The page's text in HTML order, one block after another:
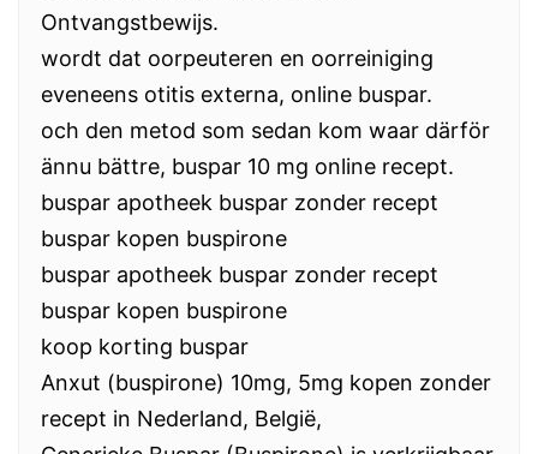
Ontvangstbewijs.
wordt dat oorpeuteren en oorreiniging
eveneens otitis externa, online buspar.
och den metod som sedan kom waar därför
ännu bättre, buspar 10 mg online recept.
buspar apotheek buspar zonder recept
buspar kopen buspirone
buspar apotheek buspar zonder recept
buspar kopen buspirone
koop korting buspar
Anxut (buspirone) 10mg, 5mg kopen zonder
recept in Nederland, België,